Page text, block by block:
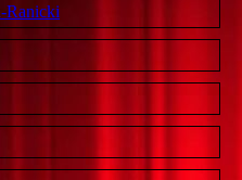
Ranicki